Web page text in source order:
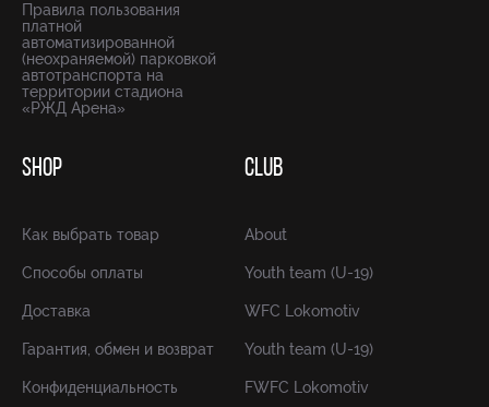
Правила пользования
платной
автоматизированной
(неохраняемой) парковкой
автотранспорта на
территории стадиона
«РЖД Арена»
SHOP
Как выбрать товар
Способы оплаты
Доставка
Гарантия, обмен и возврат
Конфиденциальность
CLUB
About
Youth team (U-19)
WFC Lokomotiv
Youth team (U-19)
FWFC Lokomotiv